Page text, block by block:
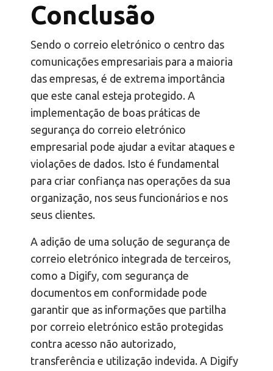
Conclusão
Sendo o correio eletrónico o centro das
comunicações empresariais para a maioria
das empresas, é de extrema importância
que este canal esteja protegido. A
implementação de boas práticas de
segurança do correio eletrónico
empresarial pode ajudar a evitar ataques e
violações de dados. Isto é fundamental
para criar confiança nas operações da sua
organização, nos seus funcionários e nos
seus clientes.
A adição de uma solução de segurança de
correio eletrónico integrada de terceiros,
como a Digify, com segurança de
documentos em conformidade pode
garantir que as informações que partilha
por correio eletrónico estão protegidas
contra acesso não autorizado,
transferência e utilização indevida. A Digify